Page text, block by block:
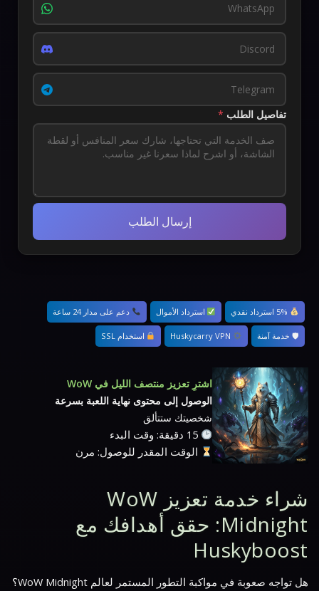
تفاصيل الطلب *
إرسال الطلب
استرداد الأموال دعم على مدار 24 ساعة
🛡 خدمة آمنة استخدام SSL
اشترِ تعزيز منتصف الليل في WoW
الوصول إلى محتوى نهاية اللعبة بسرعة
شخصيتك ستتألق
15 دقيقة: وقت البدء
الوقت المقدر للوصول: مرن
شراء خدمة تعزيز WoW
Midnight: حقق أهدافك مع
Huskyboost
هل تواجه صعوبة في مواكبة التطور المستمر لعالم WoW Midnight؟